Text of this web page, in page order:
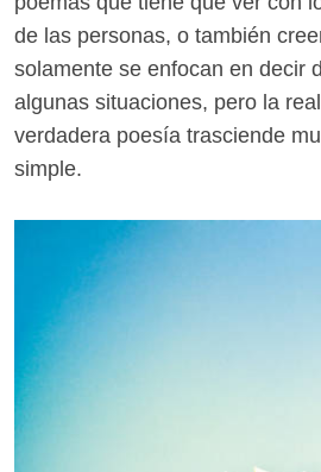
de las personas, o también
solamente se enfocan en decir
algunas situaciones, pero la
verdadera poesía trasciende
simple.